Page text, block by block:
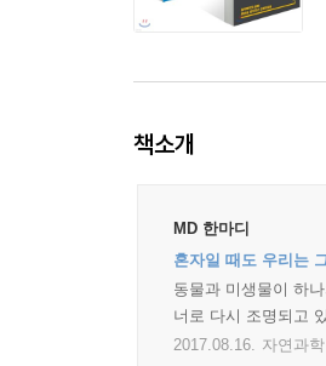
책소개
MD 한마디
혼자일 때도 우리는
동물과 미생물이 하
너로 다시 조명되고
2017.08.16. 자연과